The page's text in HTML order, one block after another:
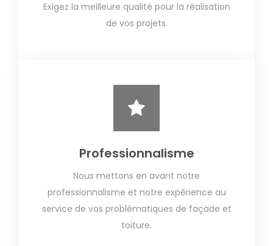
Exigez la meilleure qualité pour la réalisation
de vos projets.
Professionnalisme
Nous mettons en avant notre
professionnalisme et notre expérience au
service de vos problématiques de façade et
toiture.